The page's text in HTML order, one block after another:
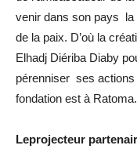
venir dans son pays la
de la paix. D’où la
Elhadj Diériba Diaby
pérenniser ses
fondation est à Ratoma.
Leprojecteur